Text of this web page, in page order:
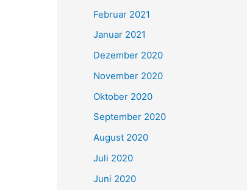
Februar 2021
Januar 2021
Dezember 2020
November 2020
Oktober 2020
September 2020
August 2020
Juli 2020
Juni 2020